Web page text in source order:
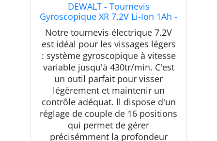
DEWALT - Tournevis
Gyroscopique XR 7.2V Li-Ion 1Ah -
DCF680G2-QW - Tournevis
Électrique sans Fil avec Coffret, 2
Éclairages LED, 2 Batteries /
Chargeur - Vitesse 0-430tr/min -
Mandrin ¼”
Notre tournevis électrique 7.2V
est idéal pour les vissages légers
: système gyroscopique à vitesse
variable jusqu'à 430tr/min. C'est
un outil parfait pour visser
légèrement et maintenir un
contrôle adéquat. ll dispose d'un
réglage de couple de 16 positions
qui permet de gérer
précisémment la profondeur